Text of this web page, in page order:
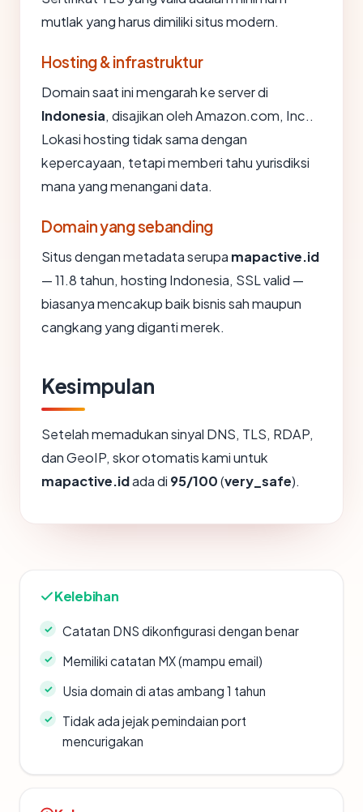
mutlak yang harus dimiliki situs modern.
Hosting & infrastruktur
Domain saat ini mengarah ke server di
Indonesia, disajikan oleh Amazon.com, Inc..
Lokasi hosting tidak sama dengan
kepercayaan, tetapi memberi tahu yurisdiksi
mana yang menangani data.
Domain yang sebanding
Situs dengan metadata serupa mapactive.id
— 11.8 tahun, hosting Indonesia, SSL valid —
biasanya mencakup baik bisnis sah maupun
cangkang yang diganti merek.
Kesimpulan
Setelah memadukan sinyal DNS, TLS, RDAP,
dan GeoIP, skor otomatis kami untuk
mapactive.idada di 95/100(very_safe).
Kelebihan
Catatan DNS dikonfigurasi dengan benar
Memiliki catatan MX (mampu email)
Usia domain di atas ambang 1 tahun
Tidak ada jejak pemindaian port
mencurigakan